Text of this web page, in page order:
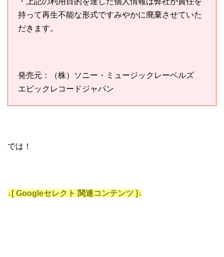
持って再生不能な形式ですみやかに廃棄させていた
だきます。
発売元：（株）ソニー・ミュージックレーベルズ
エピックレコードジャパン
では！
↓[ Googleセレクト 関連コンテンツ ]↓